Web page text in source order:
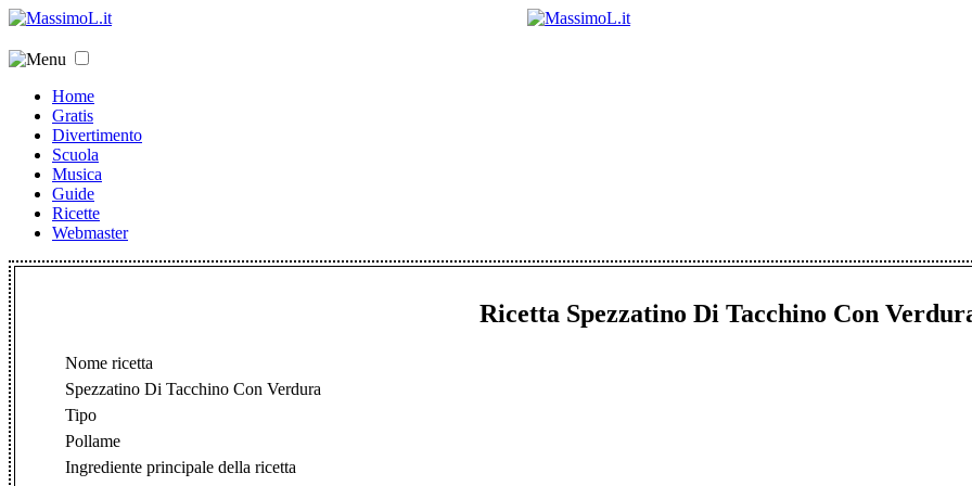
Home
Gratis
Divertimento
Scuola
Musica
Guide
Ricette
Webmaster
Ricetta Spezzatino Di Tacchino Con
Nome ricetta
Spezzatino Di Tacchino Con Verdura
Tipo
Pollame
Ingrediente principale della ricetta